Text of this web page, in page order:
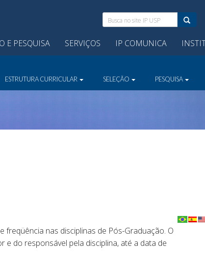
Busca
no
site
IP
E PESQUISA SERVIÇOS IP COMUNICA
ESTRUTURA CURRICULAR SELEÇÃO PESQUISA
nas disciplinas de Pós-Graduação. O
do responsável pela disciplina, até a data de